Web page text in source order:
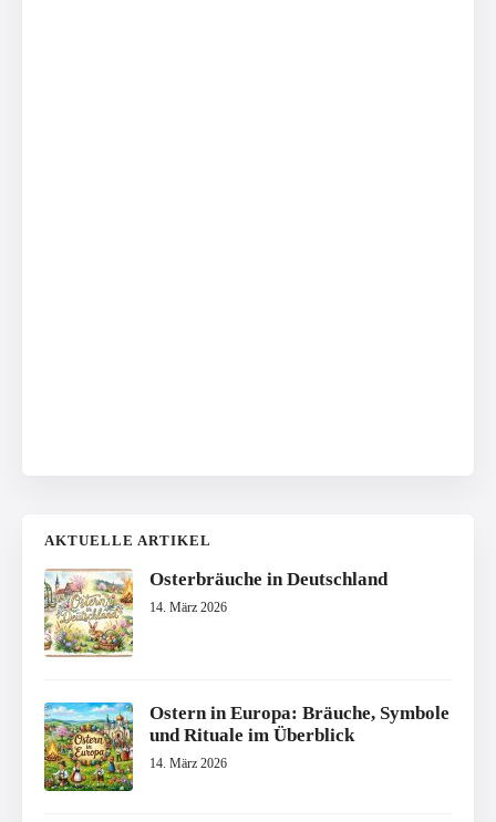
AKTUELLE ARTIKEL
Osterbräuche in Deutschland
14. März 2026
Ostern in Europa: Bräuche, Symbole
und Rituale im Überblick
14. März 2026